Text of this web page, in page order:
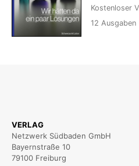
Kostenloser
12 Ausgaben
VERLAG
Netzwerk Südbaden GmbH
Bayernstraße 10
79100 Freiburg